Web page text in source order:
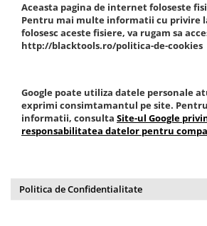
Aceasta pagina de internet foloseste
Pentru mai multe informatii cu privire
folosesc aceste fisiere, va rugam sa
http://blacktools.ro/politica-de-cookies
Google poate utiliza datele personale
exprimi consimtamantul pe site.
informatii, consulta Site-ul Google
responsabilitatea datelor pentru
Politica de Confidentialitate